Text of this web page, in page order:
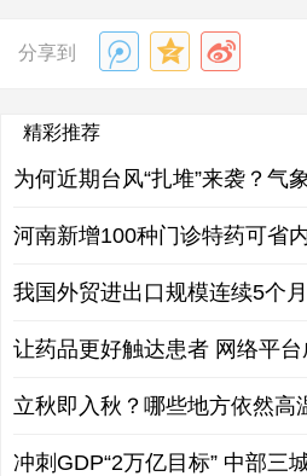
分享到
精彩推荐
为何近期台风“扎堆”来袭？气
河南新增100种门诊特药可省
我国外贸进出口规模连续5个
让药品更好触达患者 网络平
立秋即入秋？哪些地方依然高
冲刺GDP“2万亿目标” 中部三